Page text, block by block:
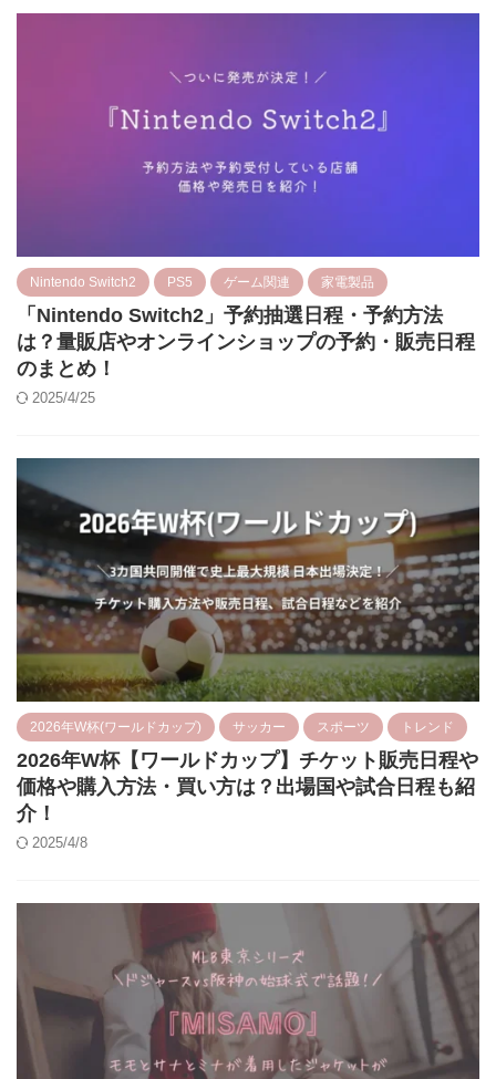
Nintendo Switch2 PS5 ゲーム関連 家電製品
「Nintendo Switch2」予約抽選日程・予約方法
は？量販店やオンラインショップの予約・販売日程
のまとめ！
2025/4/25
2026年W杯(ワールドカップ) サッカー スポーツ トレンド
2026年W杯【ワールドカップ】チケット販売日程や
価格や購入方法・買い方は？出場国や試合日程も紹
介！
2025/4/8